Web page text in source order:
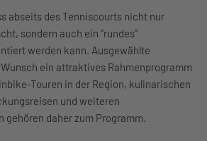
abseits des Tenniscourts nicht nur
sondern auch ein "rundes"
werden kann. Ausgewählte
ein attraktives Rahmenprogramm
Touren in der Region, kulinarischen
und weiteren
daher zum Programm.